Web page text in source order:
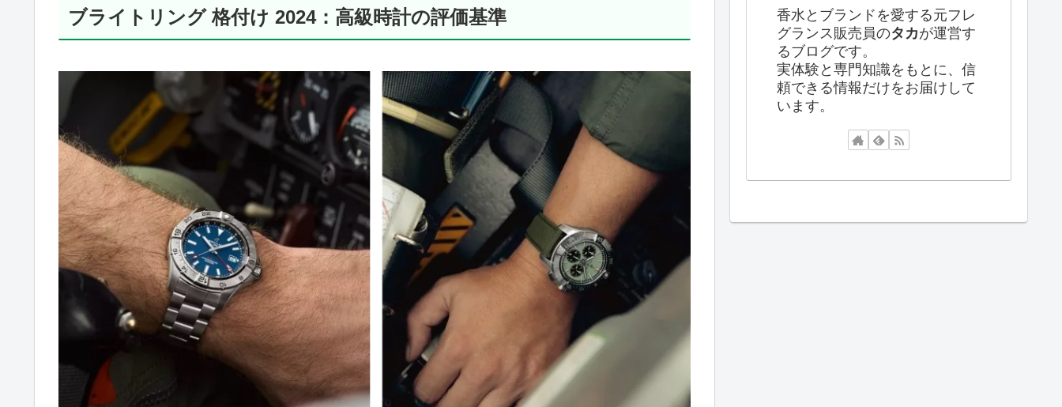
ブライトリング 格付け 2024：高級時計の評価基準
香水とブランドを愛する元フレ
グランス販売員のタカが運営す
るブログです。
実体験と専門知識をもとに、信
頼できる情報だけをお届けして
います。